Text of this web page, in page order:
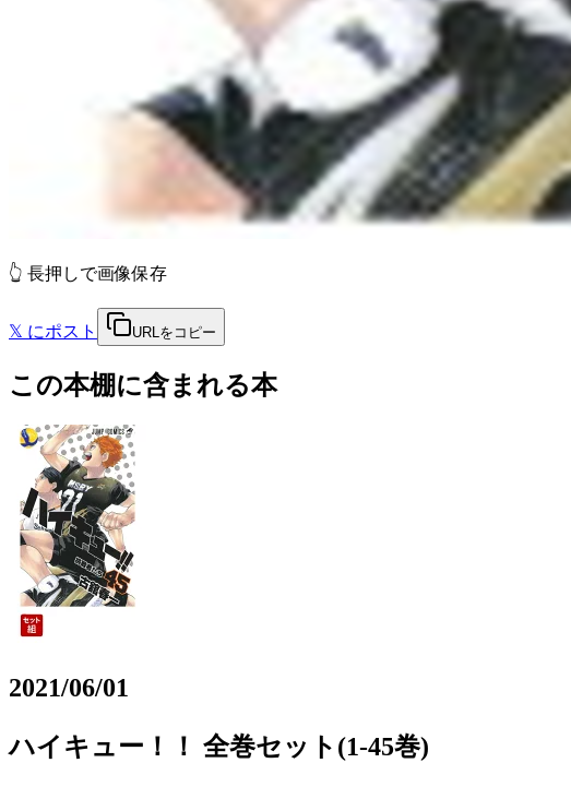
👆 長押しで画像保存
𝕏 にポスト URLをコピー
この本棚に含まれる本
2021/06/01
ハイキュー！！ 全巻セット(1-45巻)